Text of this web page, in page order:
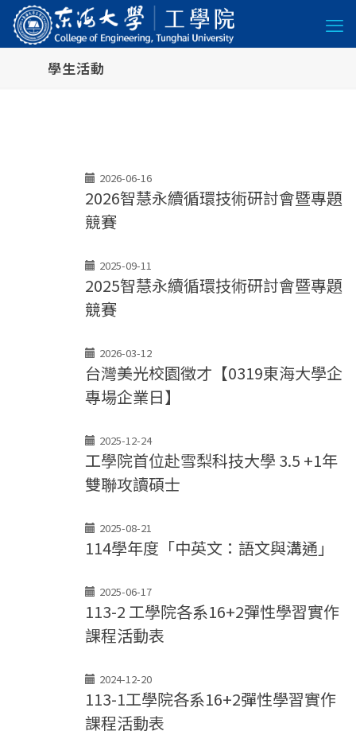
學生活動
2026-06-16
2026智慧永續循環技術研討會暨專題
競賽
2025-09-11
2025智慧永續循環技術研討會暨專題
競賽
2026-03-12
台灣美光校園徵才【0319東海大學企
專場企業日】
2025-12-24
工學院首位赴雪梨科技大學 3.5 +1年
雙聯攻讀碩士
2025-08-21
114學年度「中英文：語文與溝通」
2025-06-17
113-2 工學院各系16+2彈性學習實作
課程活動表
2024-12-20
113-1工學院各系16+2彈性學習實作
課程活動表